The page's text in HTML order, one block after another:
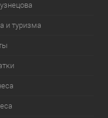
и туризма